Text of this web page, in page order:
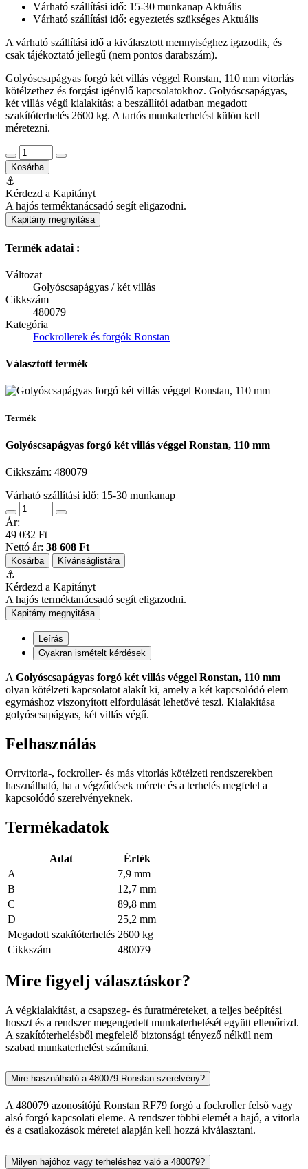
Várható szállítási idő: 15-30 munkanapAktuális
Várható szállítási idő: egyeztetés szükségesAktuális
A várható szállítási idő a kiválasztott mennyiséghez igazodik, és
csak tájékoztató jellegű (nem pontos darabszám).
Golyóscsapágyas forgó két villás véggel Ronstan, 110 mm vitorlás
kötélzethez és forgást igénylő kapcsolatokhoz. Golyóscsapágyas,
két villás végű kialakítás; a beszállítói adatban megadott
szakítóterhelés 2600 kg. A tartós munkaterhelést külön kell
méretezni.
Kosárba
⚓
Kérdezd a Kapitányt
A hajós terméktanácsadó segít eligazodni.
Kapitány megnyitása
Termék adatai :
Változat
Golyóscsapágyas / két villás
Cikkszám
480079
Kategória
Fockrollerek és forgók Ronstan
Választott termék
Termék
Golyóscsapágyas forgó két villás véggel Ronstan, 110 mm
Cikkszám: 480079
Várható szállítási idő: 15-30 munkanap
Ár:
49 032 Ft
Nettó ár: 38 608 Ft
Kosárba Kívánságlistára
⚓
Kérdezd a Kapitányt
A hajós terméktanácsadó segít eligazodni.
Kapitány megnyitása
Leírás
Gyakran ismételt kérdések
A Golyóscsapágyas forgó két villás véggel Ronstan, 110 mm
olyan kötélzeti kapcsolatot alakít ki, amely a két kapcsolódó elem
egymáshoz viszonyított elfordulását lehetővé teszi. Kialakítása
golyóscsapágyas, két villás végű.
Felhasználás
Orrvitorla-, fockroller- és más vitorlás kötélzeti rendszerekben
használható, ha a végződések mérete és a terhelés megfelel a
kapcsolódó szerelvényeknek.
Termékadatok
Adat
Érték
A
7,9 mm
B
12,7 mm
C
89,8 mm
D
25,2 mm
Megadott szakítóterhelés 2600 kg
Cikkszám
480079
Mire figyelj választáskor?
A végkialakítást, a csapszeg- és furatméreteket, a teljes beépítési
hosszt és a rendszer megengedett munkaterhelését együtt ellenőrizd.
A szakítóterhelésből megfelelő biztonsági tényező nélkül nem
szabad munkaterhelést számítani.
Mire használható a 480079 Ronstan szerelvény?
A 480079 azonosítójú Ronstan RF79 forgó a fockroller felső vagy
alsó forgó kapcsolati eleme. A rendszer többi elemét a hajó, a vitorla
és a csatlakozások méretei alapján kell hozzá kiválasztani.
Milyen hajóhoz vagy terheléshez való a 480079?